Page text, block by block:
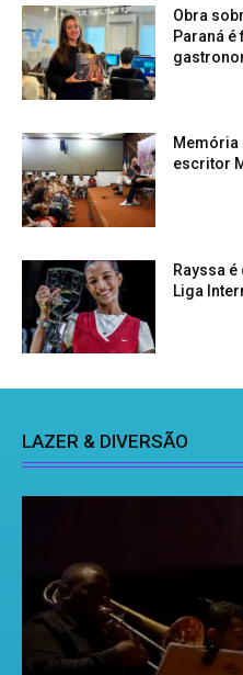
Obra
Paraná
Memória
escritor
Rayssa
Liga
LAZER & DIVERSÃO